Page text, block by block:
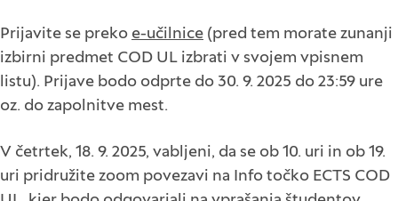
Prijavite se preko e-učilnice (pred tem morate zunanji
izbirni predmet COD UL izbrati v svojem vpisnem
listu). Prijave bodo odprte do 30. 9. 2025 do 23:59 ure
oz. do zapolnitve mest.
V četrtek, 18. 9. 2025, vabljeni, da se ob 10. uri in ob 19.
uri pridružite zoom povezavi na Info točko ECTS COD